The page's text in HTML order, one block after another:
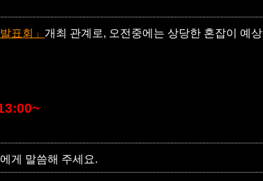
표회」 개최 관계로, 오전중에는 상당한 혼잡이 예상
게 말씀해 주세요.